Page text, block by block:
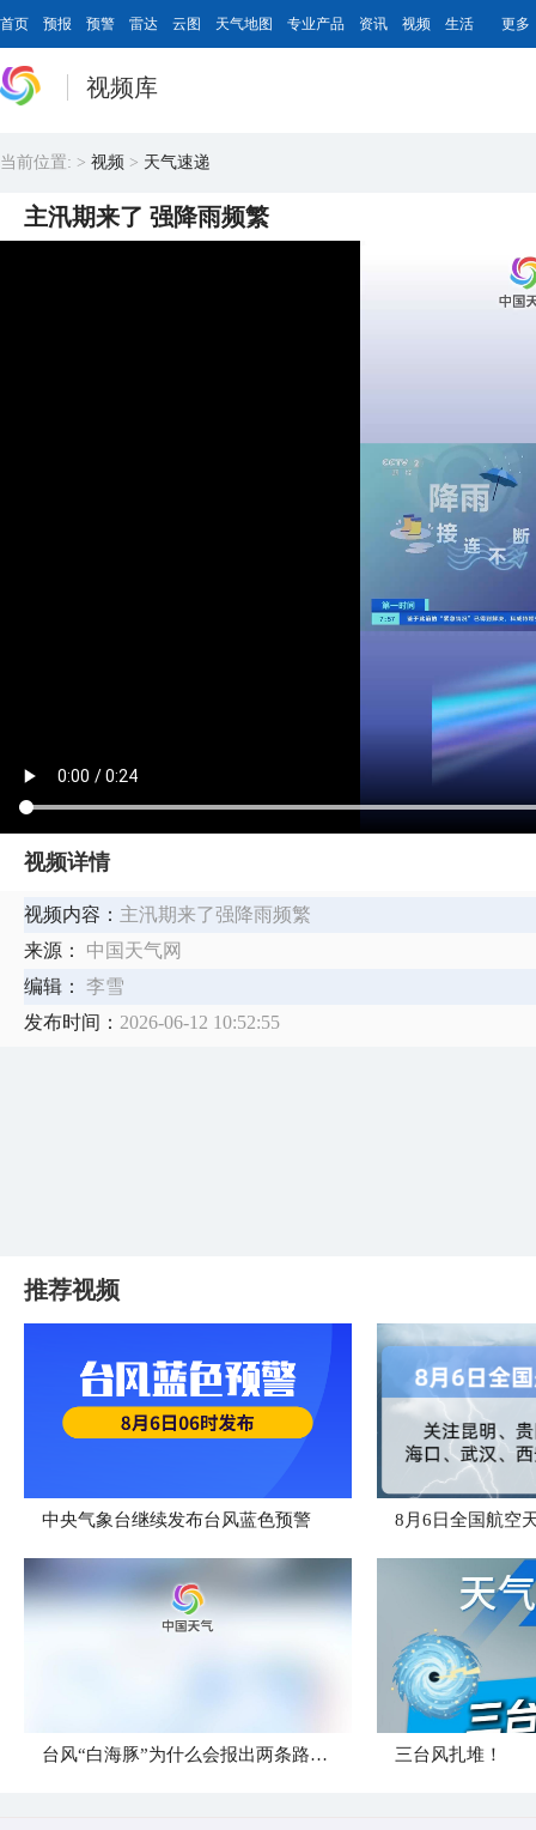
首页 预报 预警 雷达 云图 天气地图 专业产品 资讯 视频 生活 更多
视频库
当前位置: > 视频 > 天气速递
主汛期来了 强降雨频繁
视频详情
视频内容： 主汛期来了强降雨频繁
来源：
中国天气网
编辑：
李雪
发布时间： 2026-06-12 10:52:55
推荐视频
中央气象台继续发布台风蓝色预警 8月6日全国航空
台风“白海豚”为什么会报出两条路径？ 三台风扎堆！